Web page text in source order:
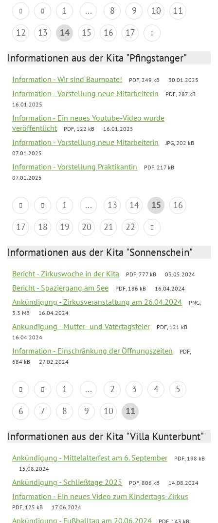
1 ... 8 9 10
11
12
13 14 15 16 17
Informationen aus der Kita "Pfingstanger"
Information - Wir sind Baumpate! PDF, 249 kB 30.01.2025
Information - Vorstellung neue Mitarbeiterin
PDF, 287 kB
16.01.2025
Information - Ein neues Youtube-Video wurde
veröffentlicht
PDF, 122 kB 16.01.2025
Information - Vorstellung neue Mitarbeiterin
JPG, 202 kB
07.01.2025
Information - Vorstellung Praktikantin
PDF, 217 kB
07.01.2025
1 ... 13 14 15
16
17
18 19 20 21 22
Informationen aus der Kita "Sonnenschein"
Bericht - Zirkuswoche in der Kita PDF, 777 kB 03.05.2024
Bericht - Spaziergang am See PDF, 186 kB 16.04.2024
Ankündigung - Zirkusveranstaltung am 26.04.2024
PNG,
3.3 MB
16.04.2024
Ankündigung - Mutter- und Vatertagsfeier
PDF, 121 kB
16.04.2024
Information - Einschränkung der Öffnungszeiten
PDF,
684 kB
27.02.2024
1 ... 2 3 4
5
6
7 8 9 10 11
Informationen aus der Kita "Villa Kunterbunt"
Ankündigung - Mittelalterfest am 6. September
PDF, 198 kB
15.08.2024
Ankündigung - Schließtage 2025 PDF, 806 kB 14.08.2024
Information - Ein neues Video zum Kindertags-Zirkus
PDF, 125 kB 17.06.2024
Ankündigung - Fußballtag am 20.06.2024 PDF, 143 kB